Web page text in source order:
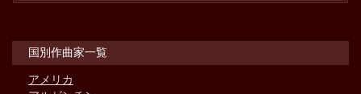
国別作曲家一覧
アメリカ